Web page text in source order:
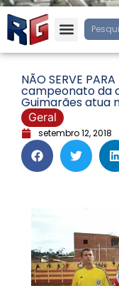
NÃO SERVE
campeonato da
Guimarães atua
Geral
setembro 12, 2018